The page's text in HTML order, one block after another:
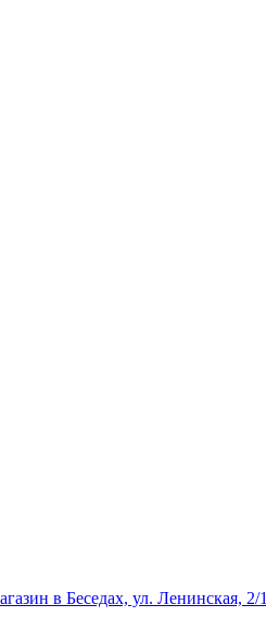
в Беседах, ул. Ленинская, 2/1